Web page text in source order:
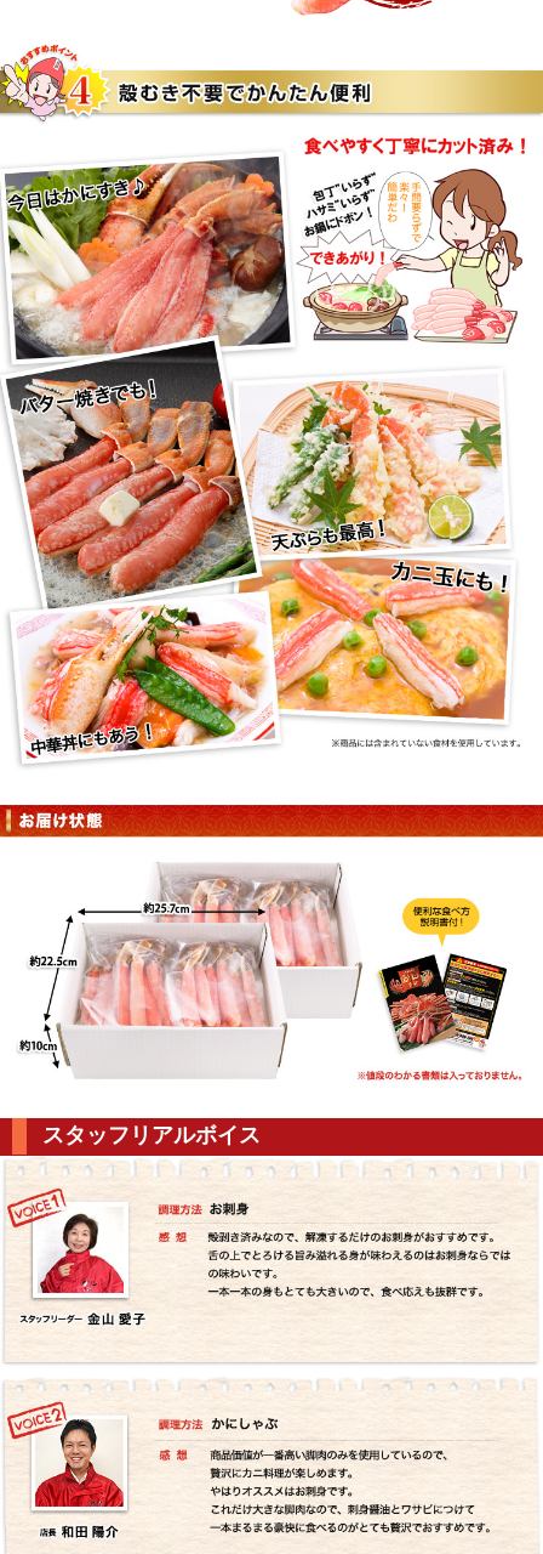
スタッフリアルボイス